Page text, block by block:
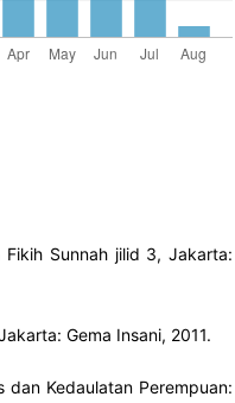
Sunnah jilid 3, Jakarta:
Gema Insani, 2011.
Kedaulatan Perempuan: